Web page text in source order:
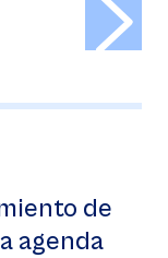
de
agenda